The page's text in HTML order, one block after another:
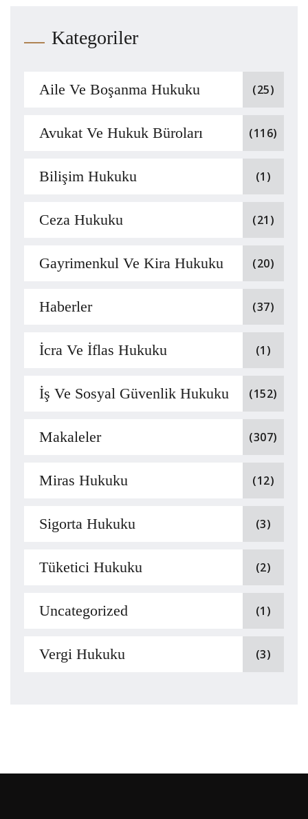
Kategoriler
Aile Ve Boşanma Hukuku (25)
Avukat Ve Hukuk Büroları (116)
Bilişim Hukuku (1)
Ceza Hukuku (21)
Gayrimenkul Ve Kira Hukuku (20)
Haberler (37)
İcra Ve İflas Hukuku (1)
İş Ve Sosyal Güvenlik Hukuku (152)
Makaleler (307)
Miras Hukuku (12)
Sigorta Hukuku (3)
Tüketici Hukuku (2)
Uncategorized (1)
Vergi Hukuku (3)